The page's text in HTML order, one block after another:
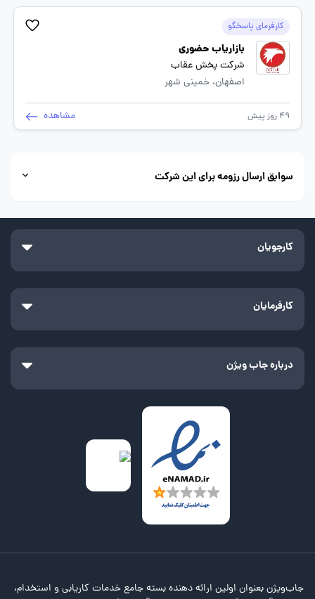
کارفرمای پاسخگو
بازاریاب حضوری
شرکت پخش عقاب
اصفهان، خمینی شهر
49 روز پیش مشاهده
سوابق ارسال رزومه برای این شرکت
کارجویان
کارفرمایان
درباره جاب ویژن
جاب‌ویژن بعنوان اولین ارائه دهنده بسته جامع خدمات کاریابی و استخدام،